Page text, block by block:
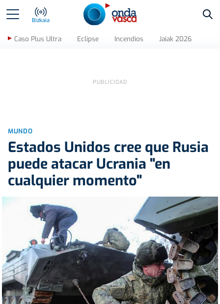
Bizkaia
Caso Plus Ultra Eclipse Incendios Jaiak 2026
MUNDO
Estados Unidos cree que Rusia
puede atacar Ucrania "en
cualquier momento"